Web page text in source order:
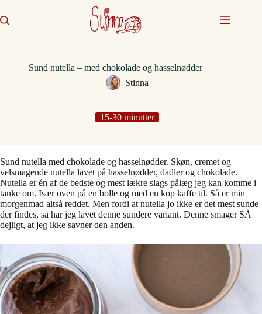
til
indhold
Sund nutella – med chokolade og hasselnødder
Stinna
15-30 minutter
Sund nutella med chokolade og hasselnødder. Skøn, cremet og
velsmagende nutella lavet på hasselnødder, dadler og chokolade.
Nutella er én af de bedste og mest lækre slags pålæg jeg kan komme i
tanke om. Især oven på en bolle og med en kop kaffe til. Så er min
morgenmad altså reddet. Men fordi at nutella jo ikke er det mest sunde
der findes, så har jeg lavet denne sundere variant. Denne smager SÅ
dejligt, at jeg ikke savner den anden.